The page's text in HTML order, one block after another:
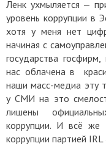
Ленк ухмыляется —
уровень коррупции в
хотя у меня нет
начиная с
государства
нас облачена в
наши масс-медиа эту
у СМИ на это
лишены
коррупции. И всё же
коррупции партией